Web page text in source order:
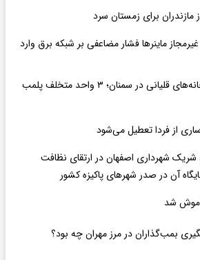
برای زمستان سرد
ماینرها فشار مضاعفی بر شبکه برق وارد
برخورد با سفره‌خانه‌های قلیانی در سمنان؛ ۳ واحد متخلف پلمب
از فردا تعطیل می‌شود
شریک شهرداری اصفهان در ارتقای نظافت
آن در صدر شهرهای پاکیزه کشور
شد
بمب‌گذاران در مرز مهران چه بود؟